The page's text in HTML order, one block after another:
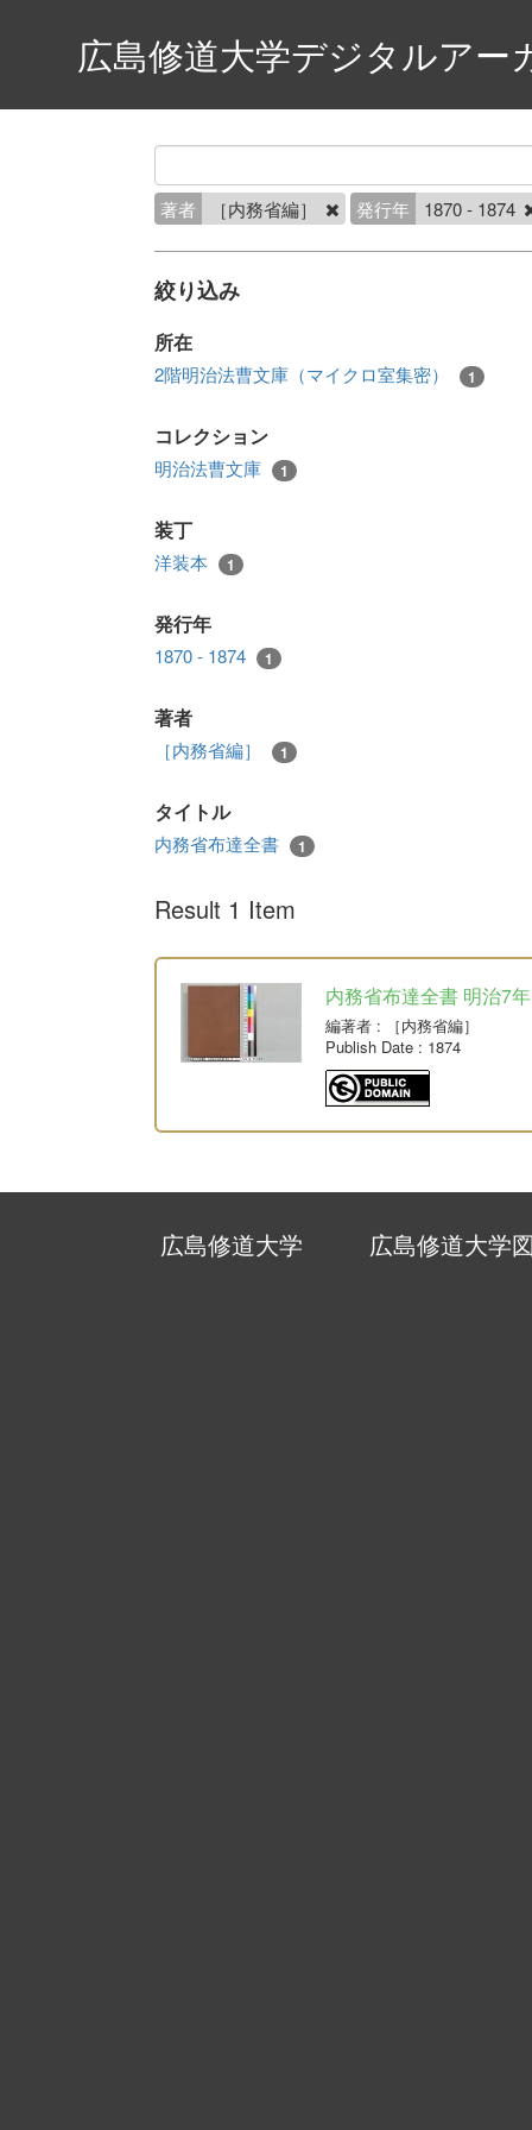
広島修道大学デジタルアー
著者 ［内務省編］ 発行年 1870 - 1874
絞り込み
所在
2階明治法曹文庫（マイクロ室集密） 1
コレクション
明治法曹文庫 1
装丁
洋装本 1
発行年
1870 - 1874 1
著者
［内務省編］ 1
タイトル
内務省布達全書 1
Result 1 Item
内務省布達全書 明治7年
編著者 : ［内務省編］
Publish Date : 1874
広島修道大学 広島修道大学